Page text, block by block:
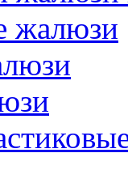
жалюзи